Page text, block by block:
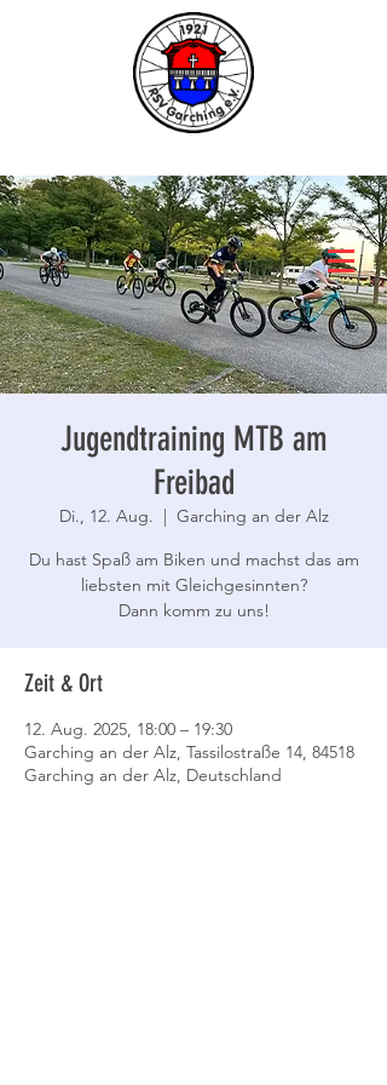
Jugendtraining MTB am
Freibad
Di., 12. Aug.
  |
Garching an der Alz
Du hast Spaß am Biken und machst das am
liebsten mit Gleichgesinnten?
Dann komm zu uns!
Zeit & Ort
12. Aug. 2025, 18:00 – 19:30
Garching an der Alz, Tassilostraße 14, 84518
Garching an der Alz, Deutschland